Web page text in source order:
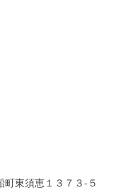
町東須恵１３７３-５